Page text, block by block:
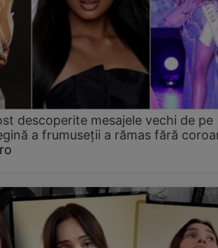
descoperite mesajele vechi de pe
a frumuseții a rămas fără